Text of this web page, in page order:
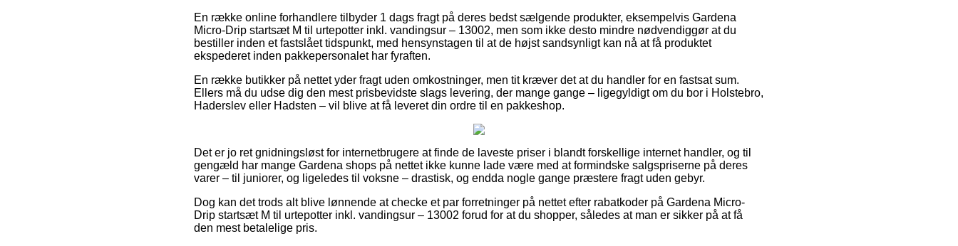
En række online forhandlere tilbyder 1 dags fragt på deres bedst sælgende produkter, eksempelvis Gardena
Micro-Drip startsæt M til urtepotter inkl. vandingsur – 13002, men som ikke desto mindre nødvendiggør at du
bestiller inden et fastslået tidspunkt, med hensynstagen til at de højst sandsynligt kan nå at få produktet
ekspederet inden pakkepersonalet har fyraften.
En række butikker på nettet yder fragt uden omkostninger, men tit kræver det at du handler for en fastsat sum.
Ellers må du udse dig den mest prisbevidste slags levering, der mange gange – ligegyldigt om du bor i Holstebro,
Haderslev eller Hadsten – vil blive at få leveret din ordre til en pakkeshop.
Det er jo ret gnidningsløst for internetbrugere at finde de laveste priser i blandt forskellige internet handler, og til
gengæld har mange Gardena shops på nettet ikke kunne lade være med at formindske salgspriserne på deres
varer – til juniorer, og ligeledes til voksne – drastisk, og endda nogle gange præstere fragt uden gebyr.
Dog kan det trods alt blive lønnende at checke et par forretninger på nettet efter rabatkoder på Gardena Micro-
Drip startsæt M til urtepotter inkl. vandingsur – 13002 forud for at du shopper, således at man er sikker på at få
den mest betalelige pris.